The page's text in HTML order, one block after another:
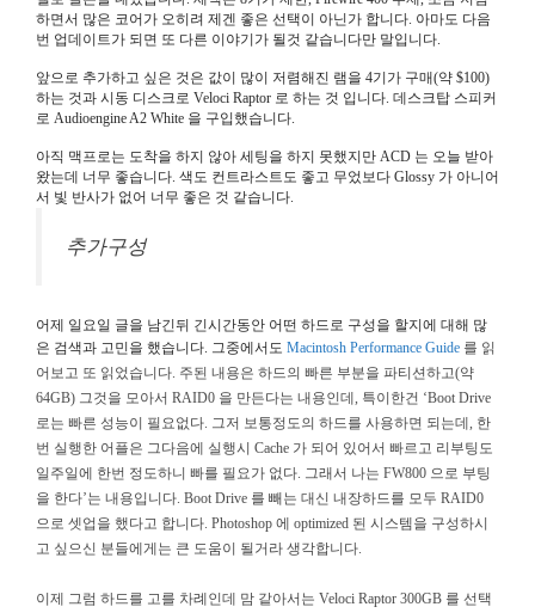
하면서 많은 코어가 오히려 제겐 좋은 선택이 아닌가 합니다. 아마도 다음
번 업데이트가 되면 또 다른 이야기가 될것 같습니다만 말입니다.
앞으로 추가하고 싶은 것은 값이 많이 저렴해진 램을 4기가 구매(약 $100)
하는 것과 시동 디스크로 Veloci Raptor 로 하는 것 입니다. 데스크탑 스피커
로 Audioengine A2 White 을 구입했습니다.
아직 맥프로는 도착을 하지 않아 세팅을 하지 못했지만 ACD 는 오늘 받아
왔는데 너무 좋습니다. 색도 컨트라스트도 좋고 무었보다 Glossy 가 아니어
서 빛 반사가 없어 너무 좋은 것 같습니다.
추가구성
어제 일요일 글을 남긴뒤 긴시간동안 어떤 하드로 구성을 할지에 대해 많
은 검색과 고민을 했습니다. 그중에서도 Macintosh Performance Guide 를 읽
어보고 또 읽었습니다. 주된 내용은 하드의 빠른 부분을 파티션하고(약
64GB) 그것을 모아서 RAID0 을 만든다는 내용인데, 특이한건 ‘Boot Drive
로는 빠른 성능이 필요없다. 그저 보통정도의 하드를 사용하면 되는데, 한
번 실행한 어플은 그다음에 실행시 Cache 가 되어 있어서 빠르고 리부팅도
일주일에 한번 정도하니 빠를 필요가 없다. 그래서 나는 FW800 으로 부팅
을 한다’는 내용입니다. Boot Drive 를 빼는 대신 내장하드를 모두 RAID0
으로 셋업을 했다고 합니다. Photoshop 에 optimized 된 시스템을 구성하시
고 싶으신 분들에게는 큰 도움이 될거라 생각합니다.
이제 그럼 하드를 고를 차례인데 맘 같아서는 Veloci Raptor 300GB 를 선택